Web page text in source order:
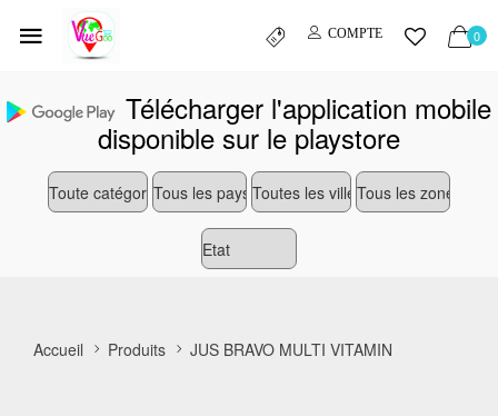
COMPTE 0
Télécharger l'application mobile
disponible sur le playstore
Accueil Produits JUS BRAVO MULTI VITAMIN